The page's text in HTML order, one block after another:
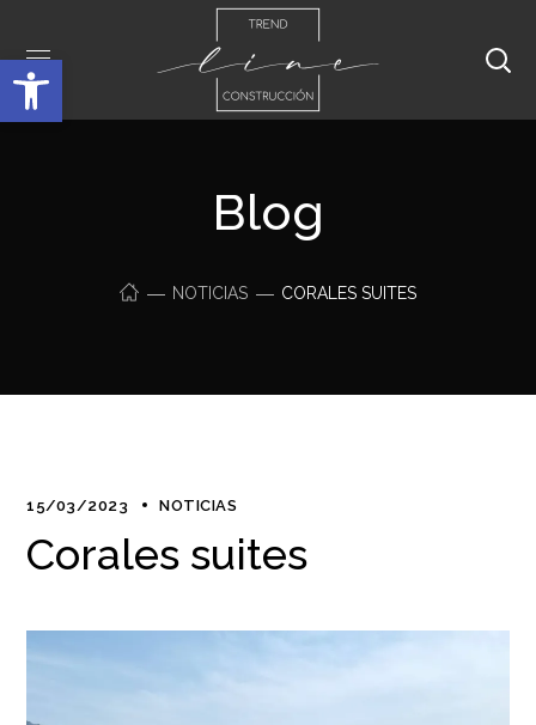
Abrir barra de herramientas
Blog
NOTICIAS CORALES SUITES
15/03/2023 NOTICIAS
Corales suites